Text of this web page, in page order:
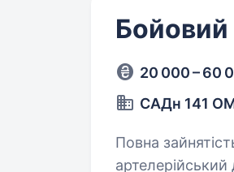
20 000 – 60
САДн 141
Повна зайнятість.
артелерійський